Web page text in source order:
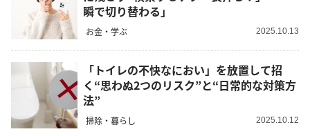
瞬で切り替わる」
お金・学ぶ 2025.10.13
「トイレの不快なにおい」を放置して招
く“思わぬ2つのリスク”と“日常的な対策方
法”
掃除・暮らし 2025.10.12